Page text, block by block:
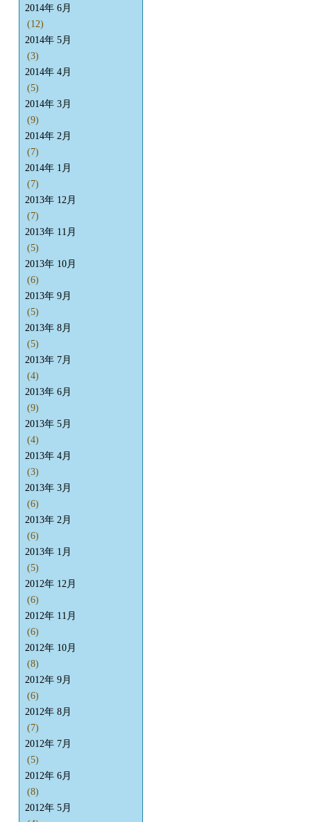
2014年 6月
(12)
2014年 5月
(3)
2014年 4月
(5)
2014年 3月
(9)
2014年 2月
(7)
2014年 1月
(7)
2013年 12月
(7)
2013年 11月
(5)
2013年 10月
(6)
2013年 9月
(5)
2013年 8月
(5)
2013年 7月
(4)
2013年 6月
(9)
2013年 5月
(4)
2013年 4月
(3)
2013年 3月
(6)
2013年 2月
(6)
2013年 1月
(5)
2012年 12月
(6)
2012年 11月
(6)
2012年 10月
(8)
2012年 9月
(6)
2012年 8月
(7)
2012年 7月
(5)
2012年 6月
(8)
2012年 5月